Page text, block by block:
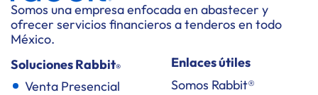
Somos una empresa enfocada en abastecer y
ofrecer servicios financieros a tenderos en todo
México.
Soluciones Rabbit®
Venta Presencial
Enlaces útiles
Somos Rabbit®